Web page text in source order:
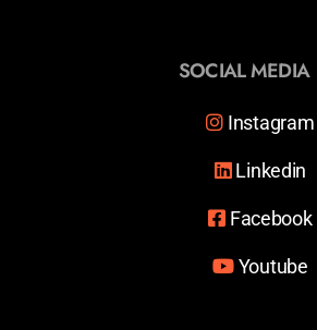
SOCIAL MEDIA
Instagram
Linkedin
Facebook
Youtube